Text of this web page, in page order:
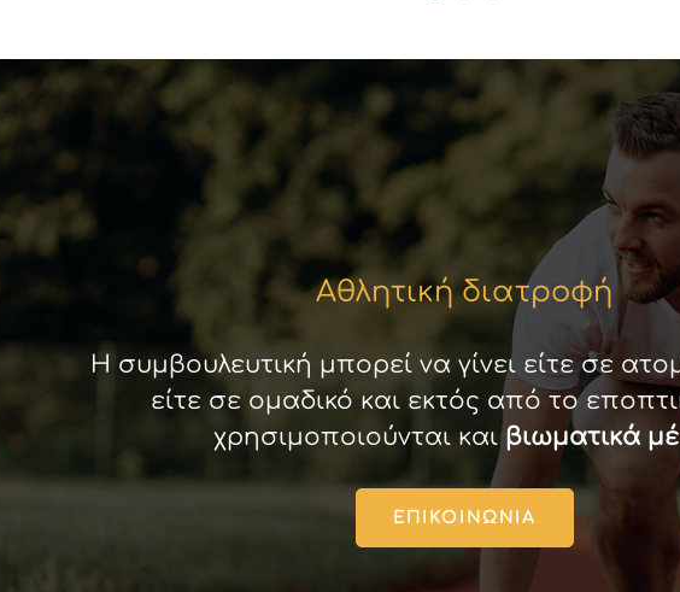
Αθλητική διατροφή
Η συμβουλευτική μπορεί να γίνει είτε σε
είτε σε ομαδικό και εκτός από το
χρησιμοποιούνται καιβιωματικά
ΕΠΙΚΟΙΝΩΝΊΑ